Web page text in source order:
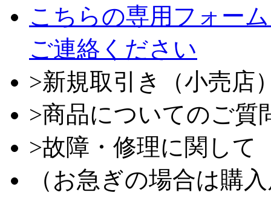
こちらの専用フォー
ご連絡ください
>新規取引き（小売店
>商品についてのご質
>故障・修理に関して
（お急ぎの場合は購